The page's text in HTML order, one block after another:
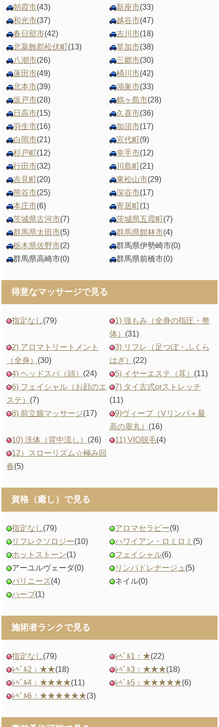
朝霞市(43) 新座市(33)
和光市(37) 越谷市(47)
春日部市(42) 吉川市(18)
北葛飾郡松伏町(13) 草加市(38)
八潮市(26) 三郷市(30)
蓮田市(49) 桶川市(42)
北本市(39) 鴻巣市(33)
坂戸市(28) 鶴ヶ島市(28)
日高市(15) 久喜市(36)
羽生市(16) 加須市(17)
白岡市(21) 宮代町(9)
杉戸町(12) 幸手市(12)
行田市(32) 川島町(21)
吉見町(20) 東松山市(29)
熊谷市(25) 深谷市(17)
本庄市(6) 寄居町(1)
茨城県古河市(7) 茨城県五霞町(7)
群馬県太田市(5) 群馬県館林市(4)
栃木県佐野市(2) 群馬県伊勢崎市(0)
群馬県高崎市(0) 群馬県前橋市(0)
得意なマッサージで見る
指定なし(79)
1) 強もみ（全身の指圧・整
体） (31)
2) アロマトリートメント
（全身） (30)
3) リフレ（足つぼ・ふくら
はぎ） (22)
4) ヘッドスパ（頭） (24) 5) イヤーエステ（耳） (11)
6) フェイシャル（お顔のエ
ステ） (7)
7) タイ古式orストレッチ
(11)
8) 前立腺マッサージ(17)
9)ヴィーブ（Vリンパ＋最
高の睾丸） (16)
10) 洗体（背中流し） (26) 11) VIO脱毛(4)
12）スローリズム☆極み回
春(5)
資格（癒し）で見る
指定なし(79) アロマセラピー(9)
リフレクソロジー(10) ハワイアン・ロミロミ (5)
ホットストーン(1) フェイシャル(6)
アーユルヴェーダ(0) リンパドレナージュ (5)
バリニーズ(4) ネイル(0)
ハーブ(1)
施術者ランクで見る
指定なし(79) ﾚﾍﾞﾙ1：★(22)
ﾚﾍﾞﾙ2：★★(18) ﾚﾍﾞﾙ3：★★★(18)
ﾚﾍﾞﾙ4：★★★★(11) ﾚﾍﾞﾙ5：★★★★★(6)
ﾚﾍﾞﾙ6：★★★★★★(3)